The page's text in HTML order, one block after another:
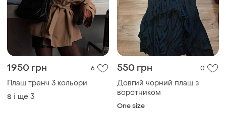
1950 грн 6
Плащ тренч 3 кольори
S і ще 3
550 грн 0
Довгий чорний плащ з
воротником
One size